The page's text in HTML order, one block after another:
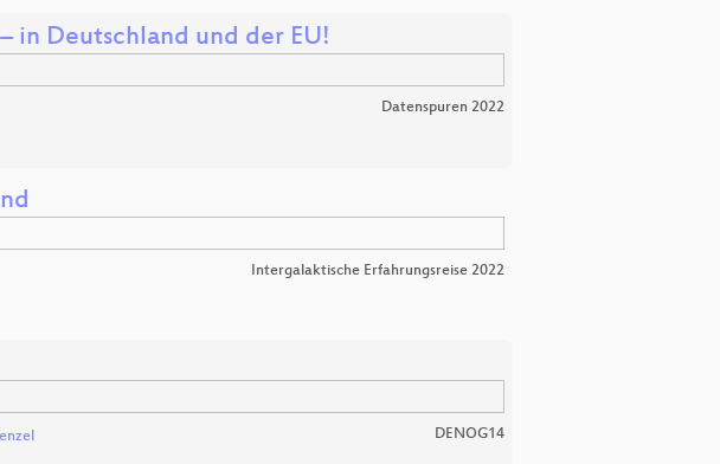
in Deutschland und der EU!
Datenspuren 2022
Intergalaktische Erfahrungsreise 2022
DENOG14